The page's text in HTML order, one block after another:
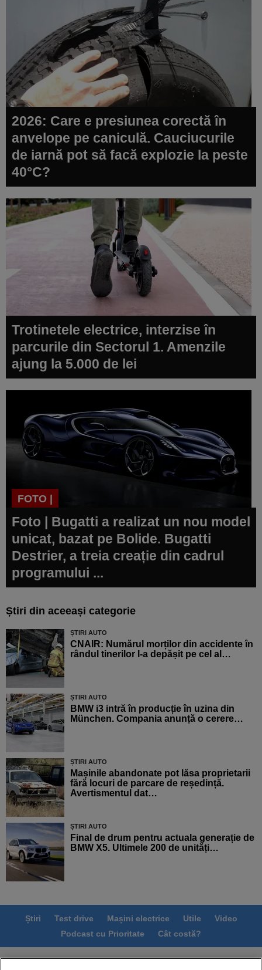
2026: Care e presiunea corectă în
anvelope pe caniculă. Cauciucurile
de iarnă pot să facă explozie la peste
40°C?
Trotinetele electrice, interzise în
parcurile din Sectorul 1. Amenzile
ajung la 5.000 de lei
FOTO |
Foto | Bugatti a realizat un nou model
unicat, bazat pe Bolide. Bugatti
Destrier, a treia creație din cadrul
programului ...
Știri din aceeași categorie
ȘTIRI AUTO
CNAIR: Numărul morților din accidente în
rândul tinerilor l-a depășit pe cel al…
ȘTIRI AUTO
BMW i3 intră în producție în uzina din
München. Compania anunță o cerere…
ȘTIRI AUTO
Mașinile abandonate pot lăsa proprietarii
fără locuri de parcare de reședință.
Avertismentul dat…
ȘTIRI AUTO
Final de drum pentru actuala generație de
BMW X5. Ultimele 200 de unități…
Știri Test drive Mașini electrice Utile
Video
Podcast cu Prioritate
Cât costă?
Termeni si conditii Politica de confidentialitate